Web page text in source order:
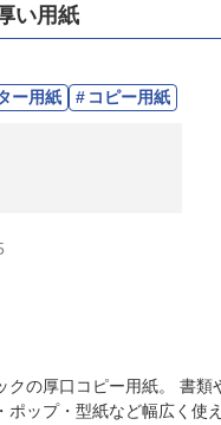
い用紙
ー用紙 コピー用紙
クの厚口コピー用紙。 書類
ポップ・型紙など幅広く使